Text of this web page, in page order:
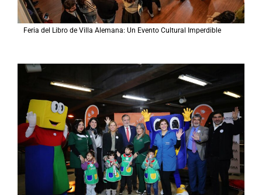
Feria del Libro de Villa Alemana: Un Evento Cultural Imperdible